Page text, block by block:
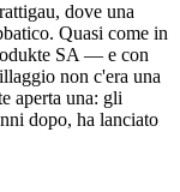
dove una
Quasi come in
SA — e con
non c'era una
aperta una: gli
dopo, ha lanciato